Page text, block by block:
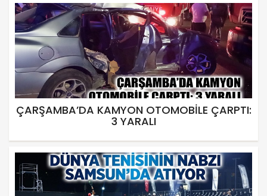
ÇARŞAMBA’DA KAMYON OTOMOBİLE ÇARPTI:
3 YARALI